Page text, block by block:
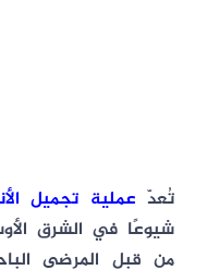
تُعدّ عملية تجميل
شيوعًا في الشرق
من قبل المرضى